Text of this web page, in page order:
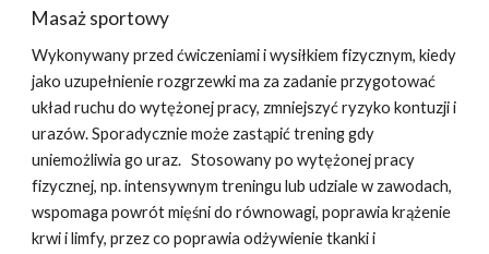
Masaż sportowy
Wykonywany przed ćwiczeniami i wysiłkiem fizycznym, kiedy
jako uzupełnienie rozgrzewki ma za zadanie przygotować
układ ruchu do wytężonej pracy, zmniejszyć ryzyko kontuzji i
urazów. Sporadycznie może zastąpić trening gdy
uniemożliwia go uraz. Stosowany po wytężonej pracy
fizycznej, np. intensywnym treningu lub udziale w zawodach,
wspomaga powrót mięśni do równowagi, poprawia krążenie
krwi i limfy, przez co poprawia odżywienie tkanki i